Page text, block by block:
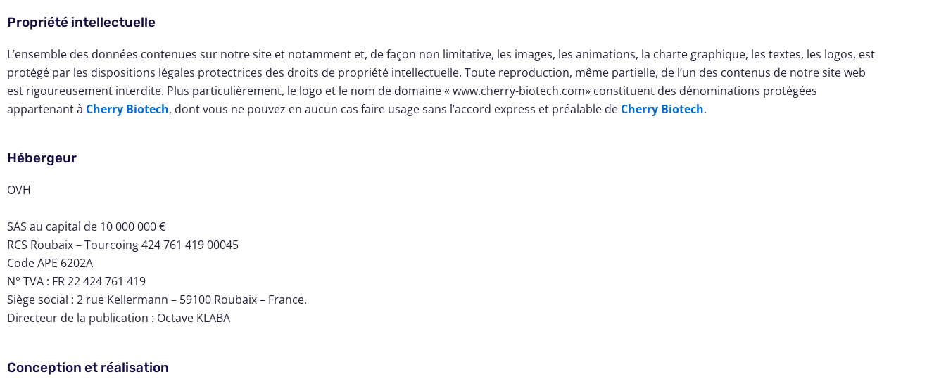
Propriété intellectuelle
L’ensemble des données contenues sur notre site et notamment et, de façon non limitative, les images, les animations, la charte graphique, les textes, les logos, est
protégé par les dispositions légales protectrices des droits de propriété intellectuelle. Toute reproduction, même partielle, de l’un des contenus de notre site web
est rigoureusement interdite. Plus particulièrement, le logo et le nom de domaine « www.cherry-biotech.com» constituent des dénominations protégées
appartenant à Cherry Biotech, dont vous ne pouvez en aucun cas faire usage sans l’accord express et préalable de Cherry Biotech.
Hébergeur
OVH
SAS au capital de 10 000 000 €
RCS Roubaix – Tourcoing 424 761 419 00045
Code APE 6202A
N° TVA : FR 22 424 761 419
Siège social : 2 rue Kellermann – 59100 Roubaix – France.
Directeur de la publication : Octave KLABA
Conception et réalisation